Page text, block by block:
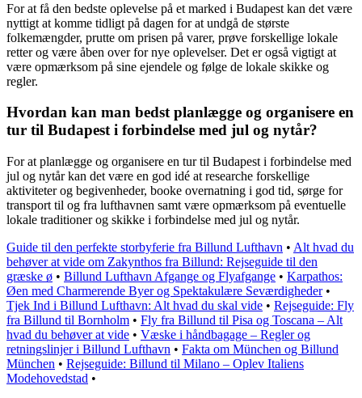
For at få den bedste oplevelse på et marked i Budapest kan det være
nyttigt at komme tidligt på dagen for at undgå de største
folkemængder, prutte om prisen på varer, prøve forskellige lokale
retter og være åben over for nye oplevelser. Det er også vigtigt at
være opmærksom på sine ejendele og følge de lokale skikke og
regler.
Hvordan kan man bedst planlægge og organisere en
tur til Budapest i forbindelse med jul og nytår?
For at planlægge og organisere en tur til Budapest i forbindelse med
jul og nytår kan det være en god idé at researche forskellige
aktiviteter og begivenheder, booke overnatning i god tid, sørge for
transport til og fra lufthavnen samt være opmærksom på eventuelle
lokale traditioner og skikke i forbindelse med jul og nytår.
Guide til den perfekte storbyferie fra Billund Lufthavn • Alt hvad du
behøver at vide om Zakynthos fra Billund: Rejseguide til den
græske ø • Billund Lufthavn Afgange og Flyafgange • Karpathos:
Øen med Charmerende Byer og Spektakulære Seværdigheder•
Tjek Ind i Billund Lufthavn: Alt hvad du skal vide • Rejseguide: Fly
fra Billund til Bornholm • Fly fra Billund til Pisa og Toscana – Alt
hvad du behøver at vide • Væske i håndbagage – Regler og
retningslinjer i Billund Lufthavn • Fakta om München og Billund
München • Rejseguide: Billund til Milano – Oplev Italiens
Modehovedstad •